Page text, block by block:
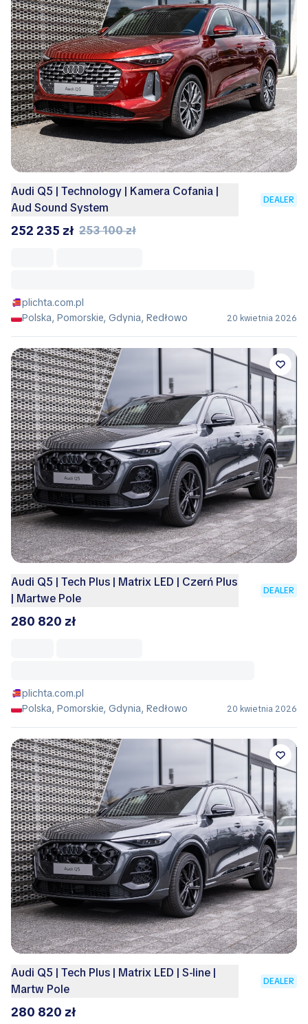
Audi Q5 | Technology | Kamera Cofania |
Aud Sound System
DEALER
252 235 zł 253 100 zł
plichta.com.pl
Polska, Pomorskie, Gdynia, Redłowo
20 kwietnia 2026
Audi Q5 | Tech Plus | Matrix LED | Czerń Plus
| Martwe Pole
DEALER
280 820 zł
plichta.com.pl
Polska, Pomorskie, Gdynia, Redłowo
20 kwietnia 2026
Audi Q5 | Tech Plus | Matrix LED | S-line |
Martw Pole
DEALER
280 820 zł